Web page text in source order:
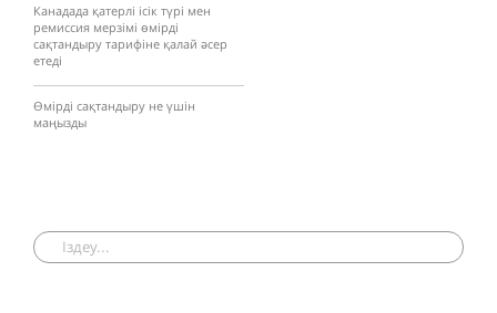
Канадада қатерлі ісік түрі мен
ремиссия мерзімі өмірді
сақтандыру тарифіне қалай әсер
етеді
Өмірді сақтандыру не үшін
маңызды